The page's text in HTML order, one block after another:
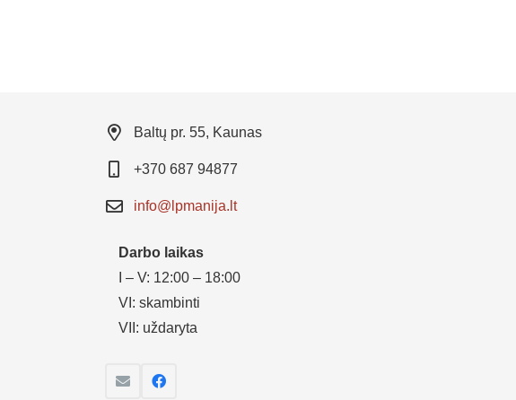
Baltų pr. 55, Kaunas
+370 687 94877
info@lpmanija.lt
Darbo laikas
I – V: 12:00 – 18:00
VI: skambinti
VII: uždaryta